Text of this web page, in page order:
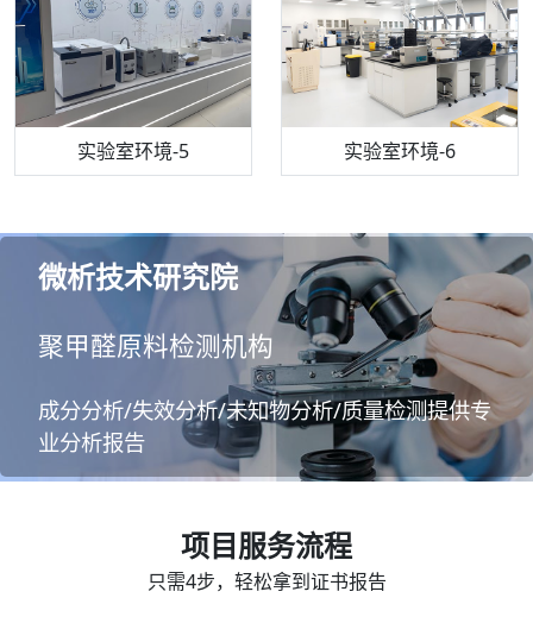
实验室环境-5 实验室环境-6
机构质检技术员-5 机构质检技术员-6
气相色谱仪 万能力学试验仪
微析技术研究院
聚甲醛原料检测机构
成分分析/失效分析/未知物分析/质量检测提供专
业分析报告
项目服务流程
只需4步，轻松拿到证书报告